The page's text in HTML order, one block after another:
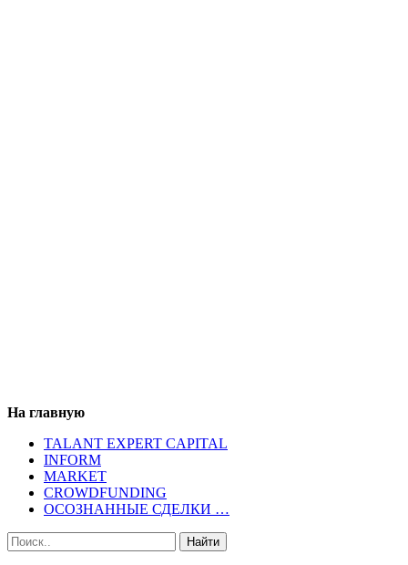
На главную
TALANT EXPERT CAPITAL
INFORM
MARKET
CROWDFUNDING
ОСОЗНАННЫЕ СДЕЛКИ …